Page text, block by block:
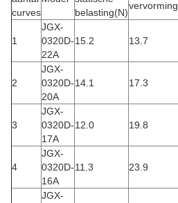
curves
belasting(N)
vervorming
1
JGX-
0320D-
22A
15.2 13.7
2
JGX-
0320D-
20A
14.1 17.3
3
JGX-
0320D-
17A
12.0 19.8
4
JGX-
0320D-
16A
11.3 23.9
JGX-